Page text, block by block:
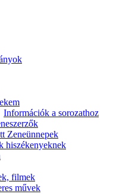
Információk a sorozathoz
Zeneünnepek
hiszékenyeknek
filmek
művek